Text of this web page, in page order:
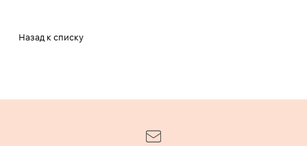
Назад к списку